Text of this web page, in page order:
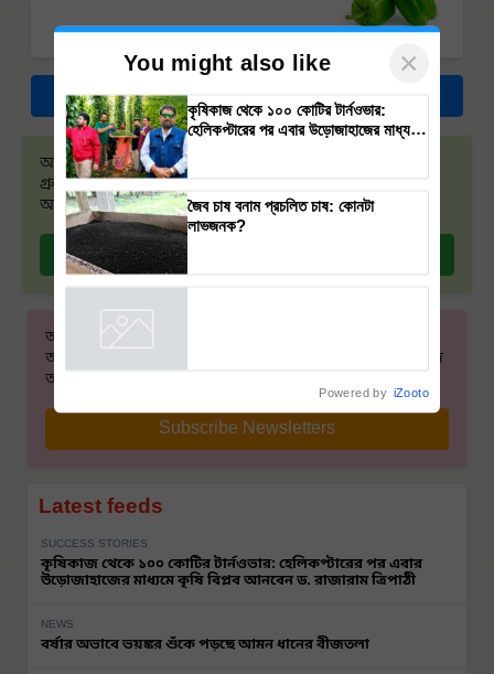
More Stories
আমরা এখন হোয়াটসঅ্যাপেও উপলব্ধ! আমাদের হোয়াটসঅ্যাপ
গ্রুপে যোগ দিন এবং আপনার প্রয়োজনীয় সর্বাধিক গুরুত্বপূর্ণ
আপডেট সম্পর্কে জানুন।
Join on WhatsApp
আমাদের নিউজলেটার অপশনটি সাবস্ক্রাইব করুন আর
আপনার আগ্রহের বিষয়গুলি বেছে নিন। আমরা আপনার পছন্দ
অনুসারে খবর এবং সর্বশেষ আপডেটগুলি প্রেরণ করব।
Subscribe Newsletters
Latest feeds
SUCCESS STORIES
কৃষিকাজ থেকে ১০০ কোটির টার্নওভার: হেলিকপ্টারের পর এবার
উড়োজাহাজের মাধ্যমে কৃষি বিপ্লব আনবেন ড. রাজারাম ত্রিপাঠী
NEWS
বর্ষার অভাবে ভয়ঙ্কর শুঁকে পড়ছে আমন ধানের বীজতলা
You might also like ×
কৃষিকাজ থেকে ১০০ কোটির টার্নওভার:
হেলিকপ্টারের পর এবার উড়োজাহাজের মাধ্যমে
জৈব চাষ বনাম প্রচলিত চাষ: কোনটা
লাভজনক?
Powered by iZooto